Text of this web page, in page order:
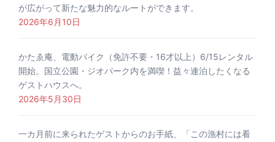
が広がって新たな魅力的なルートができます。
2026年6月10日
かたゑ庵、電動バイク（免許不要・16才以上）6/15レンタル
開始。国立公園・ジオパーク内を満喫！益々連泊したくなる
ゲストハウスへ。
2026年5月30日
一カ月前に来られたゲストからのお手紙、「この漁村には看